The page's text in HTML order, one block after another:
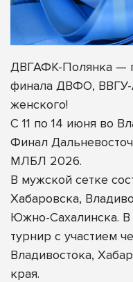
ДВГАФК-Полянка —
финала ДВФО,
женского!
С 11 по 14 июня во
Финал
МЛБЛ 2026.
В мужской сетке
Хабаровска,
Южно-Сахалинска.
турнир с участием
Владивостока,
края.